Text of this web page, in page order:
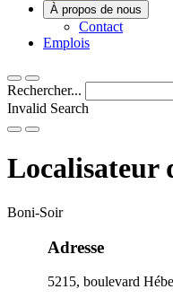
À propos de nous
Contact
Emplois
Rechercher...
Invalid Search
Submit
Localisateur
Boni-Soir
Adresse
5215, boulevard